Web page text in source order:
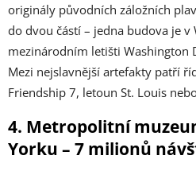
originály původních záložních
do dvou částí – jedna budova je v
mezinárodním letišti Washington
Mezi nejslavnější artefakty patří
Friendship 7, letoun St. Louis
4. Metropolitní
Yorku – 7 milionů